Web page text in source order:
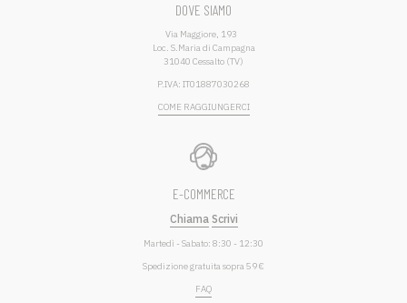
DOVE SIAMO
Via Maggiore, 193
Loc. S.Maria di Campagna
31040 Cessalto (TV)
P.IVA: IT01887030268
COME RAGGIUNGERCI
E-COMMERCE
Chiama Scrivi
Martedì - Sabato: 8:30 - 12:30
Spedizione gratuita sopra 59 €
FAQ